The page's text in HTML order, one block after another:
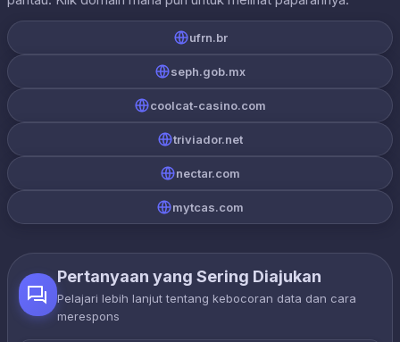
ufrn.br
seph.gob.mx
coolcat-casino.com
triviador.net
nectar.com
mytcas.com
Pertanyaan yang Sering Diajukan
Pelajari lebih lanjut tentang kebocoran data dan cara
merespons